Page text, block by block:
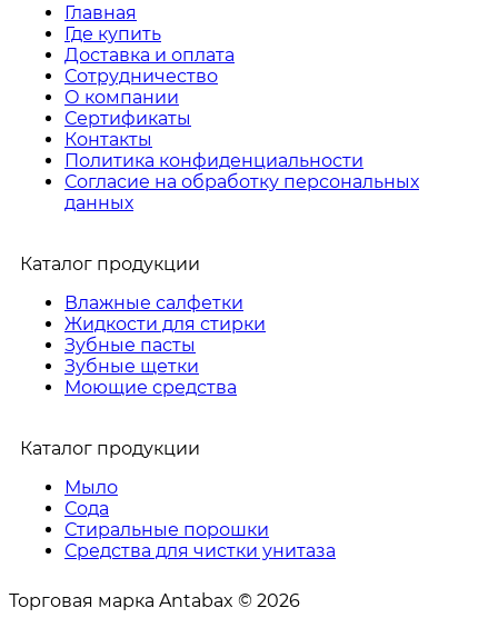
Главная
Где купить
Доставка и оплата
Сотрудничество
О компании
Сертификаты
Контакты
Политика конфиденциальности
Согласие на обработку персональных
данных
Каталог продукции
Влажные салфетки
Жидкости для стирки
Зубные пасты
Зубные щетки
Моющие средства
Каталог продукции
Мыло
Сода
Стиральные порошки
Средства для чистки унитаза
Торговая марка Antabax © 2026